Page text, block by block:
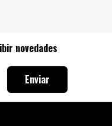
novedades
Enviar